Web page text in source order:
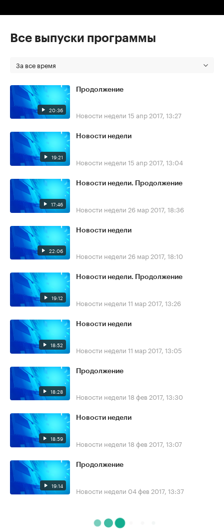
Все выпуски программы
За все время
20:36
Продолжение
Новости недели 15 апр 2017, 13:27
19:21
Новости недели
Новости недели 15 апр 2017, 13:04
17:46
Новости недели. Продолжение
Новости недели 26 мар 2017, 18:36
22:06
Новости недели
Новости недели 26 мар 2017, 18:10
19:12
Новости недели. Продолжение
Новости недели 11 мар 2017, 13:26
18:52
Новости недели
Новости недели 11 мар 2017, 13:05
18:28
Продолжение
Новости недели 18 фев 2017, 13:30
18:59
Новости недели
Новости недели 18 фев 2017, 13:07
19:14
Продолжение
Новости недели 04 фев 2017, 13:37